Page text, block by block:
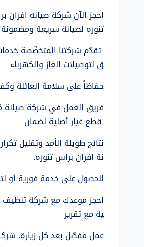
احجز الآن شركة صيانه افران
تنوره لصيانة سريعة
تقدّم شركتنا المتخصِّصة
ق لتوصيلات الغاز والكهرباء
حفاظاً على سلامة العائلة
فريق العمل في شركة صيانة
قطع غيار أصلية لضمان
نتائج طويلة الأمد وتقليل
نة افران براس تنوره.
للحصول على خدمة فورية أو
احجز موعدك مع شركة تنظيف
ية مع تقرير
عمل مفصّل بعد كل زيارة.